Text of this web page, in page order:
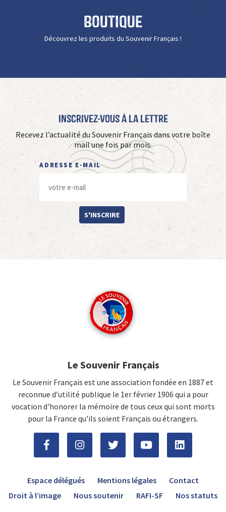
Boutique
Découvrez les produits du Souvenir Français !
Inscrivez-vous à La Lettre
Recevez l’actualité du Souvenir Français dans votre boîte
mail une fois par mois.
ADRESSE E-MAIL
S'INSCRIRE
Le Souvenir Français
Le Souvenir Français est une association fondée en 1887 et
reconnue d’utilité publique le 1er février 1906 qui a pour
vocation d'honorer la mémoire de tous ceux qui sont morts
pour la France qu’ils soient Français ou étrangers.
Espace délégués Mentions légales
Contact
Droit à l’image
Nous soutenir RAFI-SF Nos statuts